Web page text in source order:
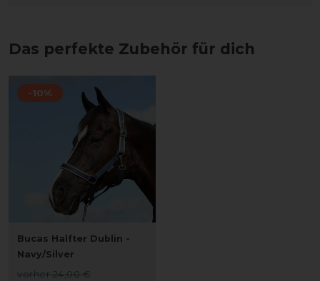
Das perfekte Zubehör für dich
-10%
Bucas Halfter Dublin -
Navy/Silver
vorher 24,00 €